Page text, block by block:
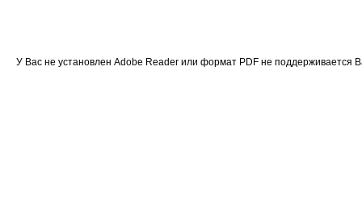
У Вас не установлен Adobe Reader или формат PDF не поддерживается